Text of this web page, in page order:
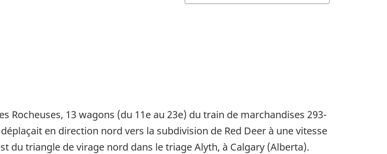
Rocheuses, 13 wagons (du 11e au 23e) du train de marchandises 293-
en direction nord vers la subdivision de Red Deer à une vitesse
du triangle de virage nord dans le triage Alyth, à Calgary (Alberta).